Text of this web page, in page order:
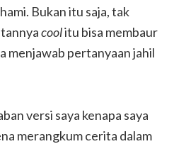
Bukan itu saja, tak
coolitu bisa membaur
menjawab pertanyaan jahil
versi saya kenapa saya
merangkum cerita dalam